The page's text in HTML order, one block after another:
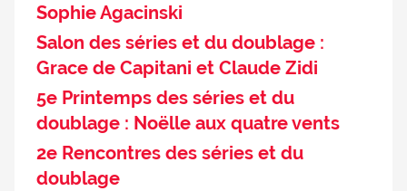
Sophie Agacinski
Salon des séries et du doublage :
Grace de Capitani et Claude Zidi
5e Printemps des séries et du
doublage : Noëlle aux quatre vents
2e Rencontres des séries et du
doublage